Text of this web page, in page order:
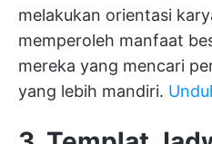
melakukan orientasi
memperoleh manfaat
mereka yang mencari
yang lebih mandiri.